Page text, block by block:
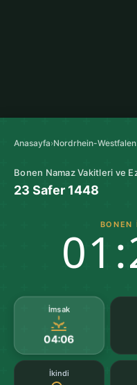
Anasayfa›Nordrhein-Westfalen
Bonen Namaz Vakitleri ve
23 Safer 1448
BONEN
İmsak
04:06
İkindi